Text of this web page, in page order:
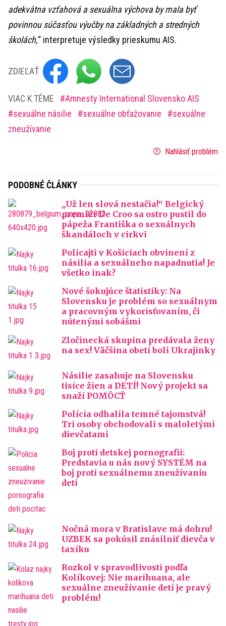
adekvátna vzťahová a sexuálna výchova by mala byť
povinnou súčasťou výučby na základných a stredných
školách,“ interpretuje výsledky prieskumu AIS.
ZDIEĽAŤ
VIAC K TÉME
Amnesty International Slovensko AIS
sexuálne násilie
sexuálne obťažovanie
sexuálne
zneužívanie
Nahlásiť problém
PODOBNÉ ČLÁNKY
„Už len slová nestačia!“ Belgický
premiér De Croo sa ostro pustil do
pápeža Františka o sexuálnych
škandáloch v cirkvi
Policajti v Košiciach obvinení z
násilia a sexuálneho napadnutia! Je
všetko inak?
Nové šokujúce štatistiky: Na
Slovensku je problém so sexuálnym
a pracovným vykorisťovaním, či
nútenými sobášmi
Zločinecká skupina predávala ženy
na sex! Väčšina obetí boli Ukrajinky
Násilie zasahuje na Slovensku
tisíce žien a DETÍ! Nový projekt sa
snaží POMÔCŤ
Polícia odhalila temné tajomstvá!
Tri osoby obchodovali s maloletými
dievčatami
Boj proti detskej pornografii:
Predstavia u nás nový SYSTÉM na
boj proti sexuálnemu zneužívaniu
detí
Nočná mora v Bratislave má dohru!
UZBEK sa pokúsil znásilniť dievča v
taxíku
Rozkol v spravodlivosti podľa
Kolíkovej: Nie marihuana, ale
sexuálne zneužívanie detí je pravý
problém!